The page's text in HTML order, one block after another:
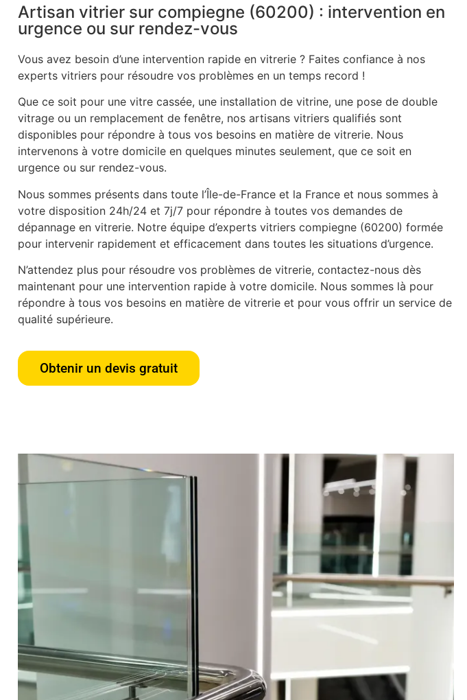
Artisan vitrier sur compiegne (60200) : intervention en
urgence ou sur rendez-vous
Vous avez besoin d’une intervention rapide en vitrerie ? Faites confiance à nos
experts vitriers pour résoudre vos problèmes en un temps record !
Que ce soit pour une vitre cassée, une installation de vitrine, une pose de double
vitrage ou un remplacement de fenêtre, nos artisans vitriers qualifiés sont
disponibles pour répondre à tous vos besoins en matière de vitrerie. Nous
intervenons à votre domicile en quelques minutes seulement, que ce soit en
urgence ou sur rendez-vous.
Nous sommes présents dans toute l’Île-de-France et la France et nous sommes à
votre disposition 24h/24 et 7j/7 pour répondre à toutes vos demandes de
dépannage en vitrerie. Notre équipe d’experts vitriers compiegne (60200) formée
pour intervenir rapidement et efficacement dans toutes les situations d’urgence.
N’attendez plus pour résoudre vos problèmes de vitrerie, contactez-nous dès
maintenant pour une intervention rapide à votre domicile. Nous sommes là pour
répondre à tous vos besoins en matière de vitrerie et pour vous offrir un service de
qualité supérieure.
Obtenir un devis gratuit